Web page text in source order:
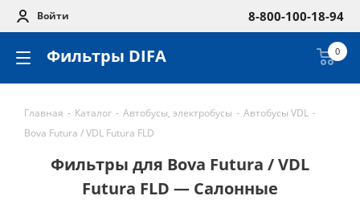
Войти 8-800-100-18-94
Фильтры DIFA 0
Главная - Каталог - Автобусы, электробусы - Автобусы VDL -
Bova Futura / VDL Futura FLD
Фильтры для Bova Futura / VDL
Futura FLD — Салонные